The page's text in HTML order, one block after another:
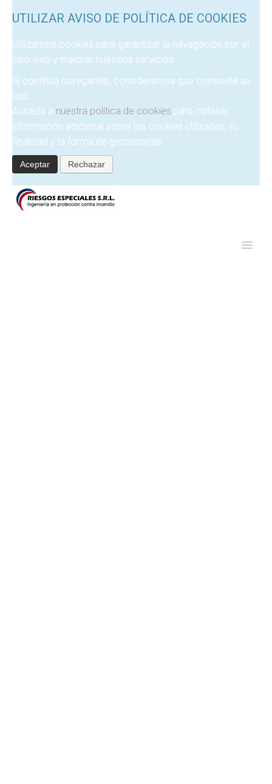
UTILIZAR AVISO DE POLÍTICA DE COOKIES
Utilizamos cookies para garantizar la navegación por el
sitio web y mejorar nuestros servicios.
Si continúa navegando, consideramos que consiente su
uso.
Acceda a nuestra política de cookies para obtener
información adicional sobre las cookies utilizadas, su
finalidad y la forma de gestionarlas.
Aceptar Rechazar
ESPECIALES SRL